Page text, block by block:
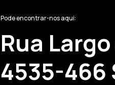
Pode encontrar-nos aqui:
Rua
4535-466